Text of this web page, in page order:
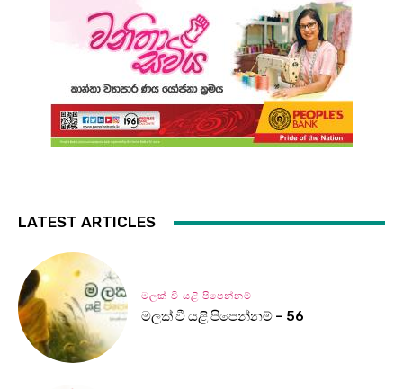
LATEST ARTICLES
මලක් වී යළි පිපෙන්නම්
මලක් වී යළි පිපෙන්නම් – 56